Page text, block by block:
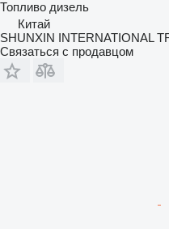
Топливо дизель
Китай
SHUNXIN INTERNATIONAL
Связаться с продавцом